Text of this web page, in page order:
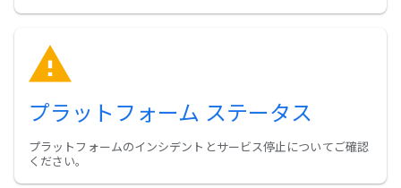
プラットフォーム ステータス
プラットフォームのインシデントとサービス停止についてご確認
ください。